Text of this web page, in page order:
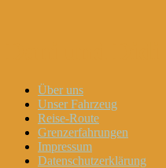
Menu
Widgets
Search
Skip
content
Über uns
Unser Fahrzeug
Reise-Route
Grenzerfahrungen
Impressum
Datenschutzerklärung